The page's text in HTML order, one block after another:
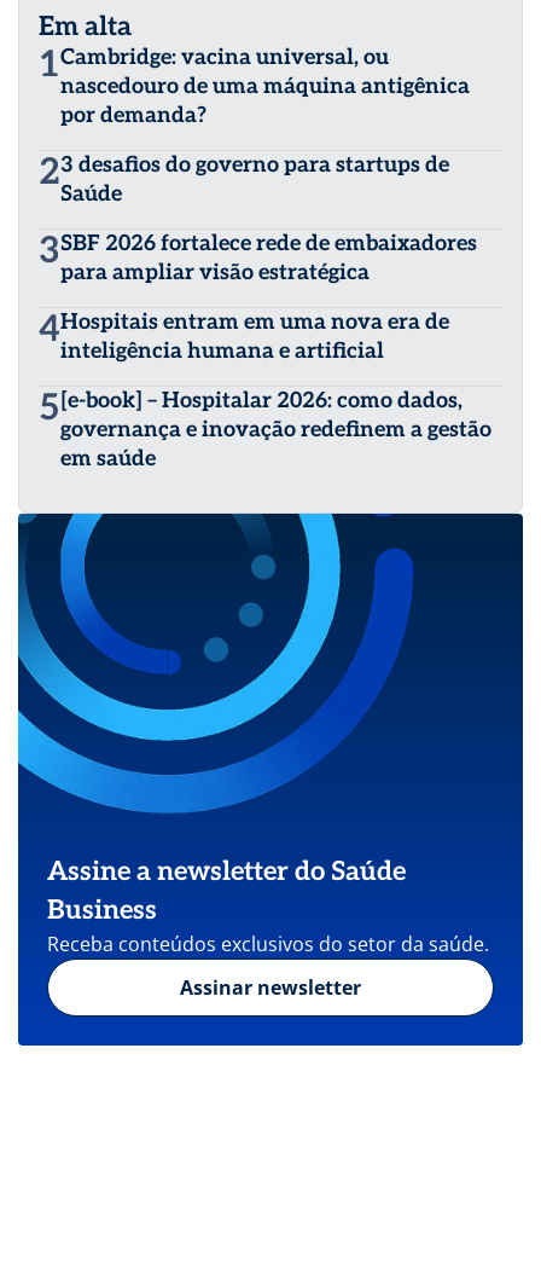
Em alta
1Cambridge: vacina universal, ou
nascedouro de uma máquina antigênica
por demanda?
23 desafios do governo para startups de
Saúde
3SBF 2026 fortalece rede de embaixadores
para ampliar visão estratégica
4Hospitais entram em uma nova era de
inteligência humana e artificial
5 [e-book] – Hospitalar 2026: como dados,
governança e inovação redefinem a gestão
em saúde
Assine a newsletter do Saúde
Business
Receba conteúdos exclusivos do setor da saúde.
Assinar newsletter